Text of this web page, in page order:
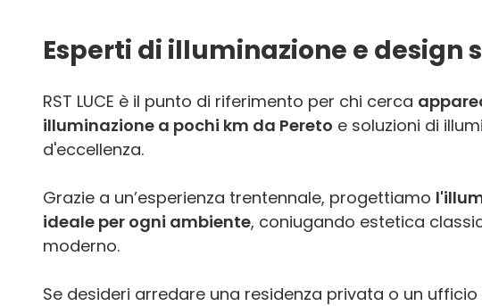
Esperti di illuminazione e design
RST LUCE è il punto di riferimento per chi cerca
illuminazione a pochi km da Pereto e soluzioni di
d'eccellenza.
Grazie a un’esperienza trentennale, progettiamo
ideale per ogni ambiente, coniugando estetica
moderno.
Se desideri arredare una residenza privata o un